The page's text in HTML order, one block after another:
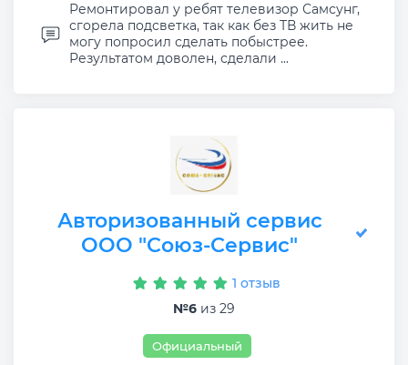
Ремонтировал у ребят телевизор Самсунг,
сгорела подсветка, так как без ТВ жить не
могу попросил сделать побыстрее.
Результатом доволен, сделали ...
Авторизованный сервис
ООО "Союз-Сервис"
1 отзыв
№6 из 29
Официальный